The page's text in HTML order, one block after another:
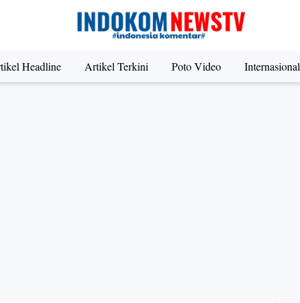
Headline Artikel Terkini Poto Video Internasional